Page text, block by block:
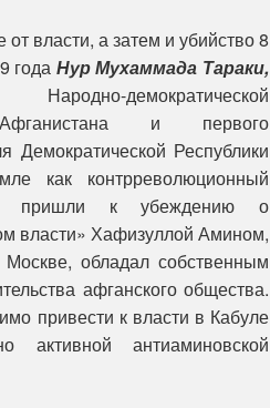
от власти, а затем и убийство 8
года Нур Мухаммада Тараки,
Народно-демократической
и первого
Демократической Республики
как контрреволюционный
пришли к убеждению о
власти» Хафизуллой Амином,
обладал собственным
афганского общества.
привести к власти в Кабуле
активной антиаминовской